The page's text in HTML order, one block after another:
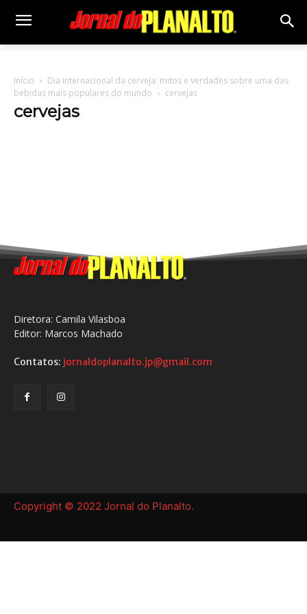
Início
Dia internacional da cerveja: mitos e verdades sobre uma das
bebidas mais populares do mundo
cervejas
cervejas
Diretora: Camila Vilasboa
Editor: Marcos Machado
Contatos: jornaldoplanalto.jp@gmail.com
Copyright © 2022 Jornal do Planalto.